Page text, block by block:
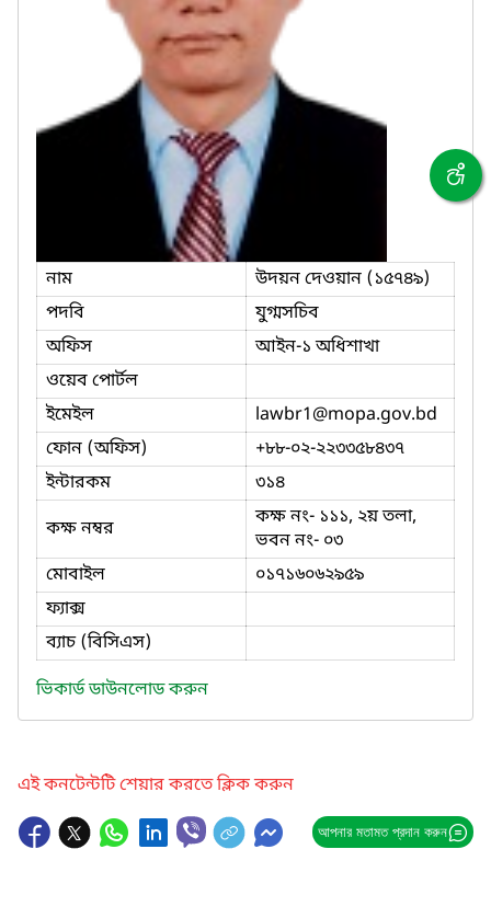
নাম
উদয়ন দেওয়ান (১৫৭৪৯)
পদবি
যুগ্মসচিব
অফিস
আইন-১ অধিশাখা
ওয়েব পোর্টল
ইমেইল
lawbr1@mopa.gov.bd
ফোন (অফিস)
+৮৮-০২-২২৩৩৫৮৪৩৭
ইন্টারকম
৩১৪
কক্ষ নম্বর
কক্ষ নং- ১১১, ২য় তলা,
ভবন নং- ০৩
মোবাইল
০১৭১৬০৬২৯৫৯
ফ্যাক্স
ব্যাচ (বিসিএস)
ভিকার্ড ডাউনলোড করুন
এই কনটেন্টটি শেয়ার করতে ক্লিক করুন
আপনার মতামত প্রদান করুন